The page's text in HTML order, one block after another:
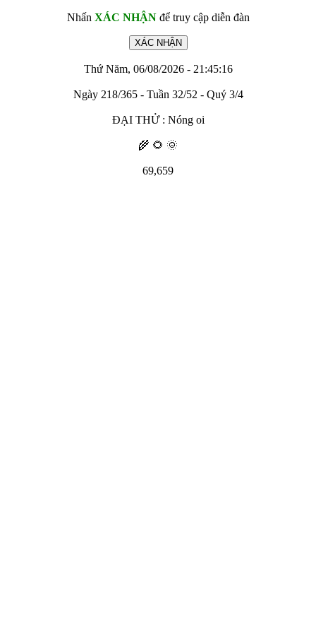
Nhấn XÁC NHẬNđể truy cập diễn đàn
Thứ Năm, 06/08/2026 - 21:45:16
Ngày 218/365 - Tuần 32/52 - Quý 3/4
ĐẠI THỬ : Nóng oi
🌾 🌻 🌞
69,659